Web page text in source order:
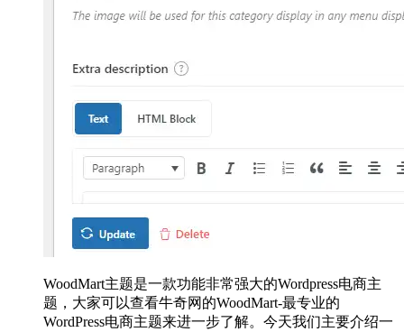
WoodMart主题是一款功能非常强大的Wordpress电商主
题，大家可以查看牛奇网的WoodMart-最专业的
WordPress电商主题来进一步了解。今天我们主要介绍一